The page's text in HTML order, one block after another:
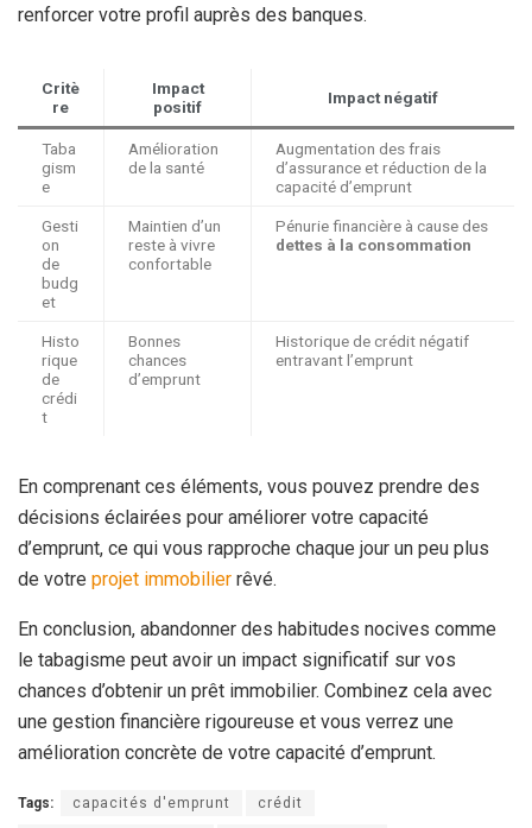
renforcer votre profil auprès des banques.
Critè
re
Impact
positif
Impact négatif
Taba
gism
e
Amélioration
de la santé
Augmentation des frais
d’assurance et réduction de la
capacité d’emprunt
Gesti
on
de
budg
et
Maintien d’un
reste à vivre
confortable
Pénurie financière à cause des
dettes à la consommation
Histo
rique
de
crédi
t
Bonnes
chances
d’emprunt
Historique de crédit négatif
entravant l’emprunt
En comprenant ces éléments, vous pouvez prendre des
décisions éclairées pour améliorer votre capacité
d’emprunt, ce qui vous rapproche chaque jour un peu plus
de votre projet immobilier rêvé.
En conclusion, abandonner des habitudes nocives comme
le tabagisme peut avoir un impact significatif sur vos
chances d’obtenir un prêt immobilier. Combinez cela avec
une gestion financière rigoureuse et vous verrez une
amélioration concrète de votre capacité d’emprunt.
Tags: capacités d'emprunt crédit